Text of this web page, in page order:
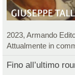
2023, Armando
Attualmente in
Fino all’ultimo